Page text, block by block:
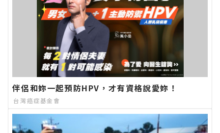
伴侶和妳一起預防HPV，才有資格說愛妳！
台灣癌症基金會